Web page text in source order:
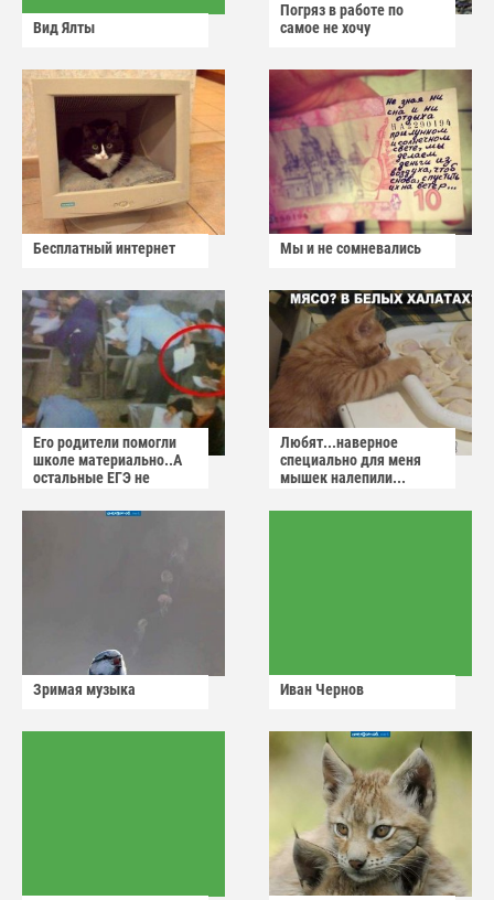
Вид Ялты
Погряз в работе по
самое не хочу
Бесплатный интернет Мы и не сомневались
Его родители помогли
школе материально..А
остальные ЕГЭ не
Любят...наверное
специально для меня
мышек налепили...
Зримая музыка Иван Чернов